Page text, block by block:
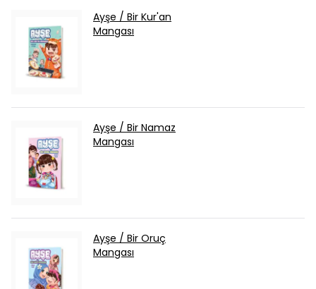
Ayşe / Bir Kur'an
Mangası
Ayşe / Bir Namaz
Mangası
Ayşe / Bir Oruç
Mangası